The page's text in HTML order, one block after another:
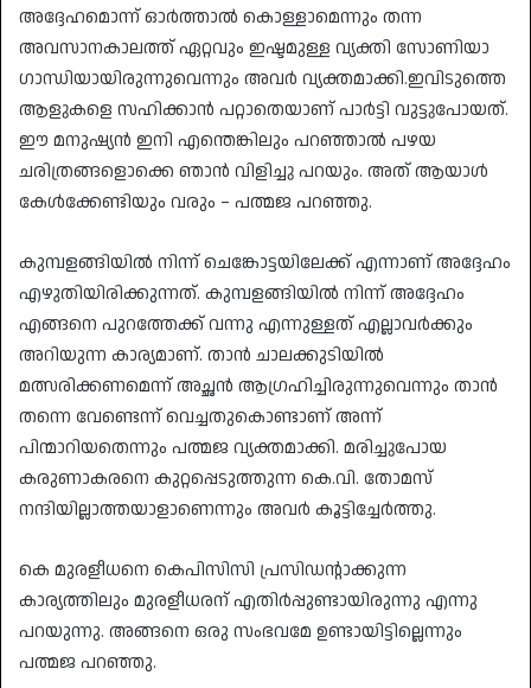
അദ്ദേഹമൊന്ന് ഓര്‍ത്താല്‍ കൊള്ളാമെന്നും തന്ന
അവസാനകാലത്ത് ഏറ്റവും ഇഷ്ടമുള്ള വ്യക്തി സോണിയാ
ഗാന്ധിയായിരുന്നുവെന്നും അവര്‍ വ്യക്തമാക്കി.ഇവിടുത്തെ
ആളുകളെ സഹിക്കാന്‍ പറ്റാതെയാണ് പാര്‍ട്ടി വുട്ടുപോയത്.
ഈ മനുഷ്യന്‍ ഇനി എന്തെങ്കിലും പറഞ്ഞാല്‍ പഴയ
ചരിത്രങ്ങളൊക്കെ ഞാന്‍ വിളിച്ചു പറയും. അത് ആയാള്‍
കേള്‍ക്കേണ്ടിയും വരും – പത്മജ പറഞ്ഞു.
കുമ്പളങ്ങിയില്‍ നിന്ന് ചെങ്കോട്ടയിലേക്ക് എന്നാണ് അദ്ദേഹം
എഴുതിയിരിക്കുന്നത്. കുമ്പളങ്ങിയില്‍ നിന്ന് അദ്ദേഹം
എങ്ങനെ പുറത്തേക്ക് വന്നു എന്നുള്ളത് എല്ലാവര്‍ക്കും
അറിയുന്ന കാര്യമാണ്. താന്‍ ചാലക്കുടിയില്‍
മത്സരിക്കണമെന്ന് അച്ഛന്‍ ആഗ്രഹിച്ചിരുന്നുവെന്നും താന്‍
തന്നെ വേണ്ടെന്ന് വെച്ചതുകൊണ്ടാണ് അന്ന്
പിന്മാറിയതെന്നും പത്മജ വ്യക്തമാക്കി. മരിച്ചുപോയ
കരുണാകരനെ കുറ്റപ്പെടുത്തുന്ന കെ.വി. തോമസ്
നന്ദിയില്ലാത്തയാളാണെന്നും അവര്‍ കൂട്ടിച്ചേര്‍ത്തു.
കെ മുരളീധനെ കെപിസിസി പ്രസിഡന്റാക്കുന്ന
കാര്യത്തിലും മുരളീധരന് എതിര്‍പ്പുണ്ടായിരുന്നു എന്നു
പറയുന്നു. അങ്ങനെ ഒരു സംഭവമേ ഉണ്ടായിട്ടില്ലെന്നും
പത്മജ പറഞ്ഞു.